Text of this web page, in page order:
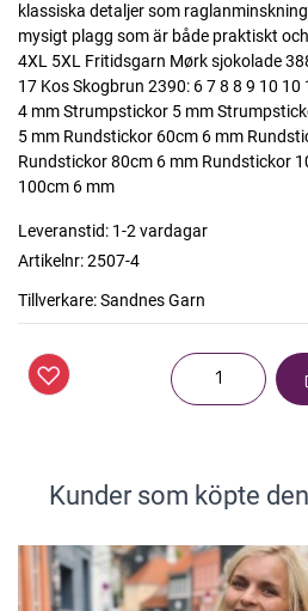
klassiska detaljer som
mysigt plagg som är både praktiskt
4XL 5XL Fritidsgarn Mørk sjokolade
17 Kos Skogbrun 2390: 6 7 8 8 9 10
4 mm Strumpstickor 5 mm
5 mm Rundstickor 60cm 6 mm
Rundstickor 80cm 6 mm Rundstickor
100cm 6 mm
Leveranstid: 1-2 vardagar
Artikelnr:2507-4
Tillverkare:Sandnes Garn
Kunder som köpte